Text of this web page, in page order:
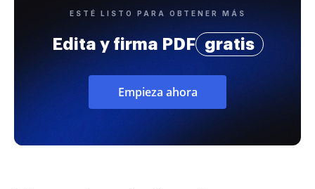
ESTÉ LISTO PARA OBTENER MÁS
Edita y firma PDF gratis
Empieza ahora